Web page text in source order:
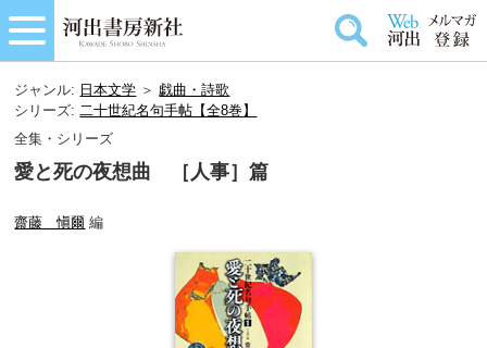
ジャンル: 日本文学 ＞戯曲・詩歌
シリーズ:二十世紀名句手帖【全8巻】
全集・シリーズ
愛と死の夜想曲 ［人事］篇
齋藤 愼爾 編